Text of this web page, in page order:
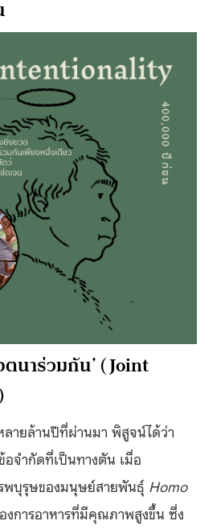
นาร่วมกัน’ ( Joint
ลายล้านปีที่ผ่านมา พิสูจน์ได้ว่า
จำกัดที่เป็นทางตัน เมื่อ
บุรุษของมนุษย์สายพันธุ์ Homo
งการอาหารที่มีคุณภาพสูงขึ้น ซึ่ง